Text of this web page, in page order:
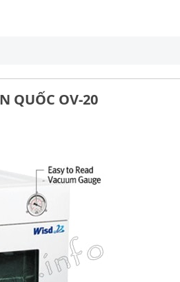
QUỐC OV-20